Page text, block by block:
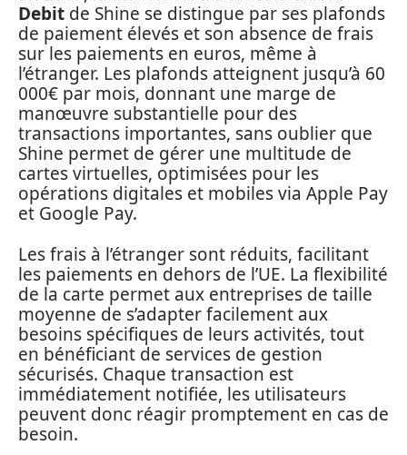
Debit de Shine se distingue par ses plafonds
de paiement élevés et son absence de frais
sur les paiements en euros, même à
l’étranger. Les plafonds atteignent jusqu’à 60
000€ par mois, donnant une marge de
manœuvre substantielle pour des
transactions importantes, sans oublier que
Shine permet de gérer une multitude de
cartes virtuelles, optimisées pour les
opérations digitales et mobiles via Apple Pay
et Google Pay.
Les frais à l’étranger sont réduits, facilitant
les paiements en dehors de l’UE. La flexibilité
de la carte permet aux entreprises de taille
moyenne de s’adapter facilement aux
besoins spécifiques de leurs activités, tout
en bénéficiant de services de gestion
sécurisés. Chaque transaction est
immédiatement notifiée, les utilisateurs
peuvent donc réagir promptement en cas de
besoin.